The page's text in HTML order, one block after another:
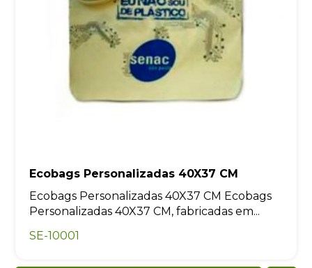
Ecobags Personalizadas 40X37 CM
Ecobags Personalizadas 40X37 CM Ecobags
Personalizadas 40X37 CM, fabricadas em...
SE-10001